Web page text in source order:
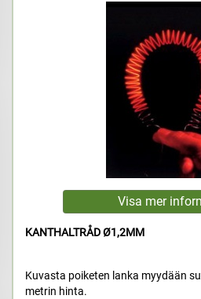
KANTHALTRÅD Ø1,2MM
Kuvasta poiketen lanka myydään
metrin hinta.